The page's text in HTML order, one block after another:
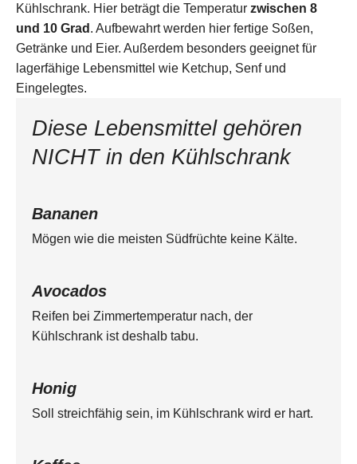
Kühlschrank. Hier beträgt die Temperatur zwischen 8
und 10 Grad . Aufbewahrt werden hier fertige Soßen,
Getränke und Eier. Außerdem besonders geeignet für
lagerfähige Lebensmittel wie Ketchup, Senf und
Eingelegtes.
Diese Lebensmittel gehören
NICHT in den Kühlschrank
Bananen
Mögen wie die meisten Südfrüchte keine Kälte.
Avocados
Reifen bei Zimmertemperatur nach, der
Kühlschrank ist deshalb tabu.
Honig
Soll streichfähig sein, im Kühlschrank wird er hart.